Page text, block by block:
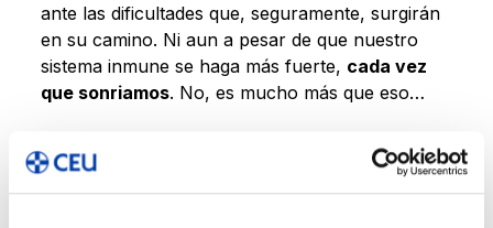
ante las dificultades que, seguramente, surgirán
en su camino. Ni aun a pesar de que nuestro
sistema inmune se haga más fuerte, cada vez
que sonriamos. No, es mucho más que eso…
La verdadera felicidad implica coraje, esfuerzo y
un profundo buceo en nuestra psicobiografía.